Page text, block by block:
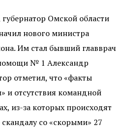
Омской области
нового министра
Им стал бывший главврач
№ 1 Александр
отметил, что «факты
и отсутствия командной
из-за которых происходят
со «скорыми» 27